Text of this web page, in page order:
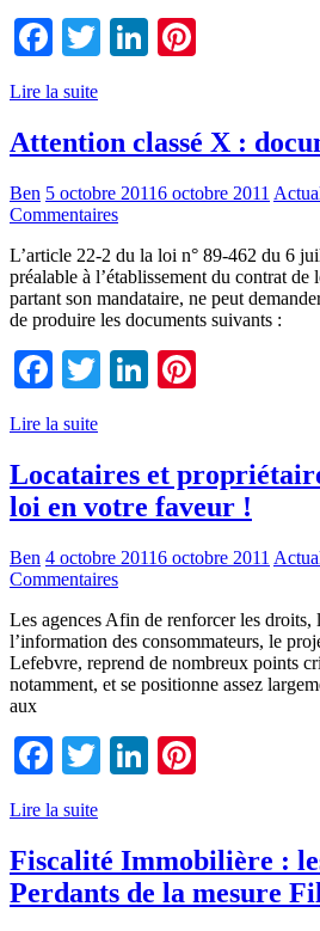
Facebook
TwitterLinkedIn
Lire la suite
Attention classé X :
Ben 5 octobre 20116 octobre 2011
Commentaires
L’article 22-2 du la loi n° 89-462 du 6
préalable à l’établissement du contrat
partant son mandataire, ne peut
de produire les documents suivants :
Facebook
TwitterLinkedIn
Lire la suite
Locataires et
loi en votre faveur !
Ben 4 octobre 20116 octobre 2011
Commentaires
Les agences Afin de renforcer les droits,
l’information des consommateurs, le
Lefebvre, reprend de nombreux points
notamment, et se positionne assez
aux
Facebook
TwitterLinkedIn
Lire la suite
Fiscalité Immobilière :
Perdants de la mesure